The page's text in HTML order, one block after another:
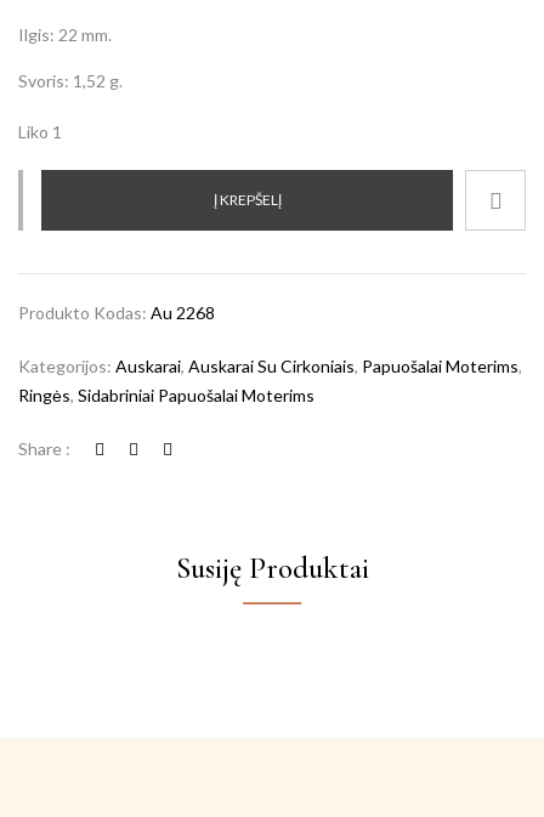
Ilgis: 22 mm.
Svoris: 1,52 g.
Liko 1
Į KREPŠELĮ
Produkto Kodas: Au 2268
Kategorijos: Auskarai, Auskarai Su Cirkoniais, Papuošalai Moterims,
Ringės, Sidabriniai Papuošalai Moterims
Share :
Susiję Produktai